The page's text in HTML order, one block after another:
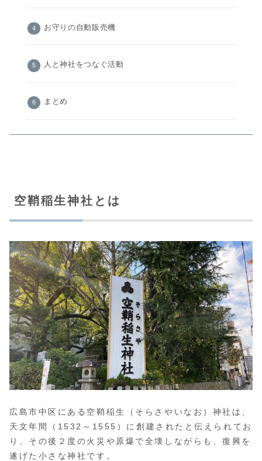
お守りの自動販売機
人と神社をつなぐ活動
まとめ
空鞘稲生神社とは
広島市中区にある空鞘稲生（そらさやいなお）神社は、
天文年間（1532～1555）に創建されたと伝えられてお
り、その後２度の火災や原爆で全壊しながらも、復興を
遂げた小さな神社です。